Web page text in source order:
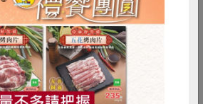
興趣的食譜
食譜 減硝酸鹽
安 共同購買